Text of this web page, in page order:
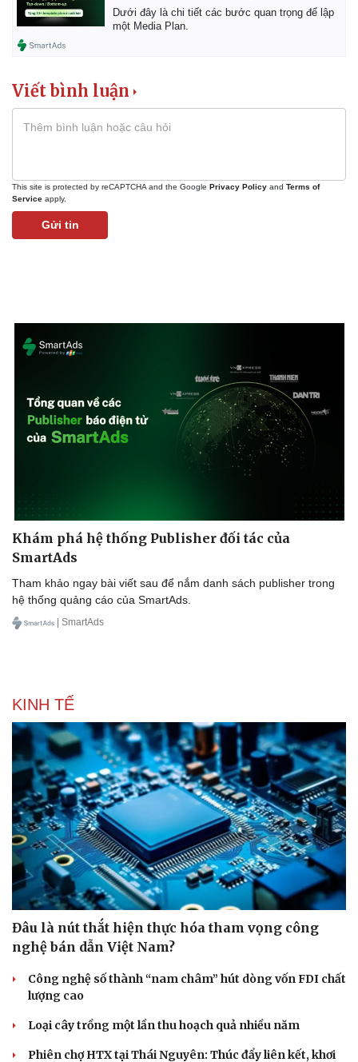
Bất động sản
Khởi nghiệp
Tỷ giá
Chứng khoán
Giá cà phê
Pháp luật
Tin nóng
Tư vấn luật
Việt Nam
Dưới đây là chi tiết các bước quan trọng để lập
một Media Plan.
Viết bình luận
This site is protected by reCAPTCHA and the Google Privacy Policy and Terms of
Service apply.
Gửi tin
Khám phá hệ thống Publisher đối tác của
SmartAds
Tham khảo ngay bài viết sau để nắm danh sách publisher trong
hệ thống quảng cáo của SmartAds.
| SmartAds
KINH TẾ
Đâu là nút thắt hiện thực hóa tham vọng công
nghệ bán dẫn Việt Nam?
Công nghệ số thành “nam châm” hút dòng vốn FDI chất
lượng cao
Loại cây trồng một lần thu hoạch quả nhiều năm
Phiên chợ HTX tại Thái Nguyên: Thúc đẩy liên kết, khơi